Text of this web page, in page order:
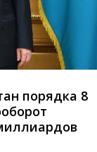
порядка 8